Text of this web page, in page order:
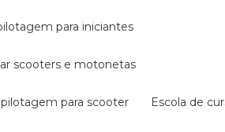
para iniciantes
scooters e motonetas
pilotagem para scooter escola de